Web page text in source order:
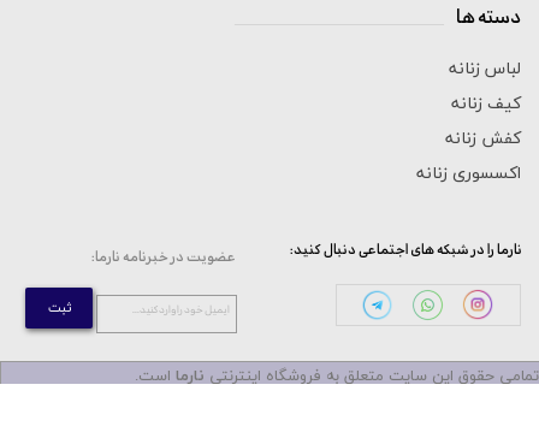
لباس زنانه
کیف زنانه
کفش زنانه
اکسسوری زنانه
تمامی حقوق این سایت متعلق به فروشگاه اینترنتی نارما است.
:نارما را در شبکه های اجتماعی دنبال کنید :عضویت در خبرنامه نارما
ثبت ...ایمیل خود را وارد کنید
دسته ها